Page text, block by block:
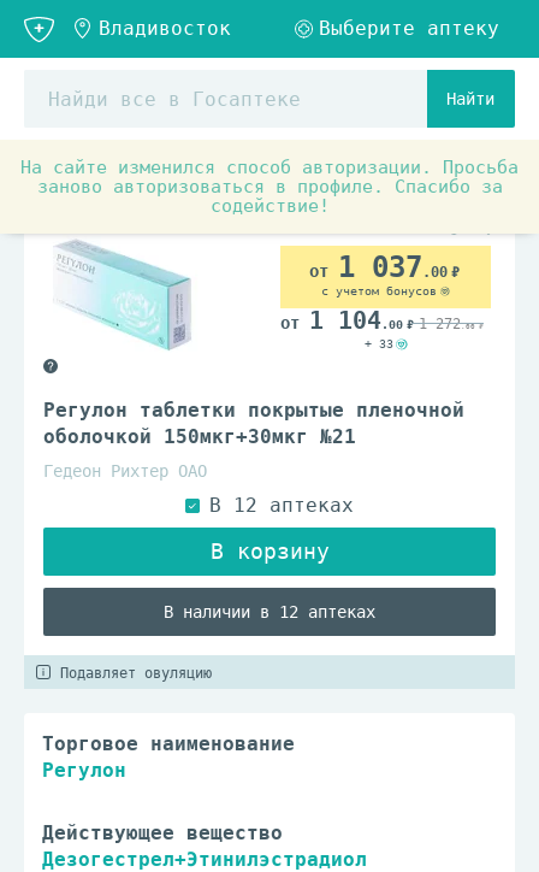
Найти
На сайте изменился способ авторизации. Просьба
заново авторизоваться в профиле. Спасибо за
содействие!
Аптечные товары Женское здоровье
Регулон таблетки покрытые пленочной
оболочкой 150мкг+30мкг №21
Гедеон Рихтер ОАО
В наличии в 12 аптеках
1 037 .00
с учетом бонусов
1 104.00 1 272.00
+ 33
Подавляет овуляцию
Торговое наименование
Регулон
Действующее вещество
Дезогестрел+Этинилэстрадиол